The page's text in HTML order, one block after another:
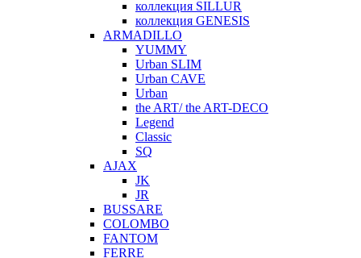
коллекция SILLUR
коллекция GENESIS
ARMADILLO
YUMMY
Urban SLIM
Urban CAVE
Urban
the ART/ the ART-DECO
Legend
Classic
SQ
AJAX
JK
JR
BUSSARE
COLOMBO
FANTOM
FERRE